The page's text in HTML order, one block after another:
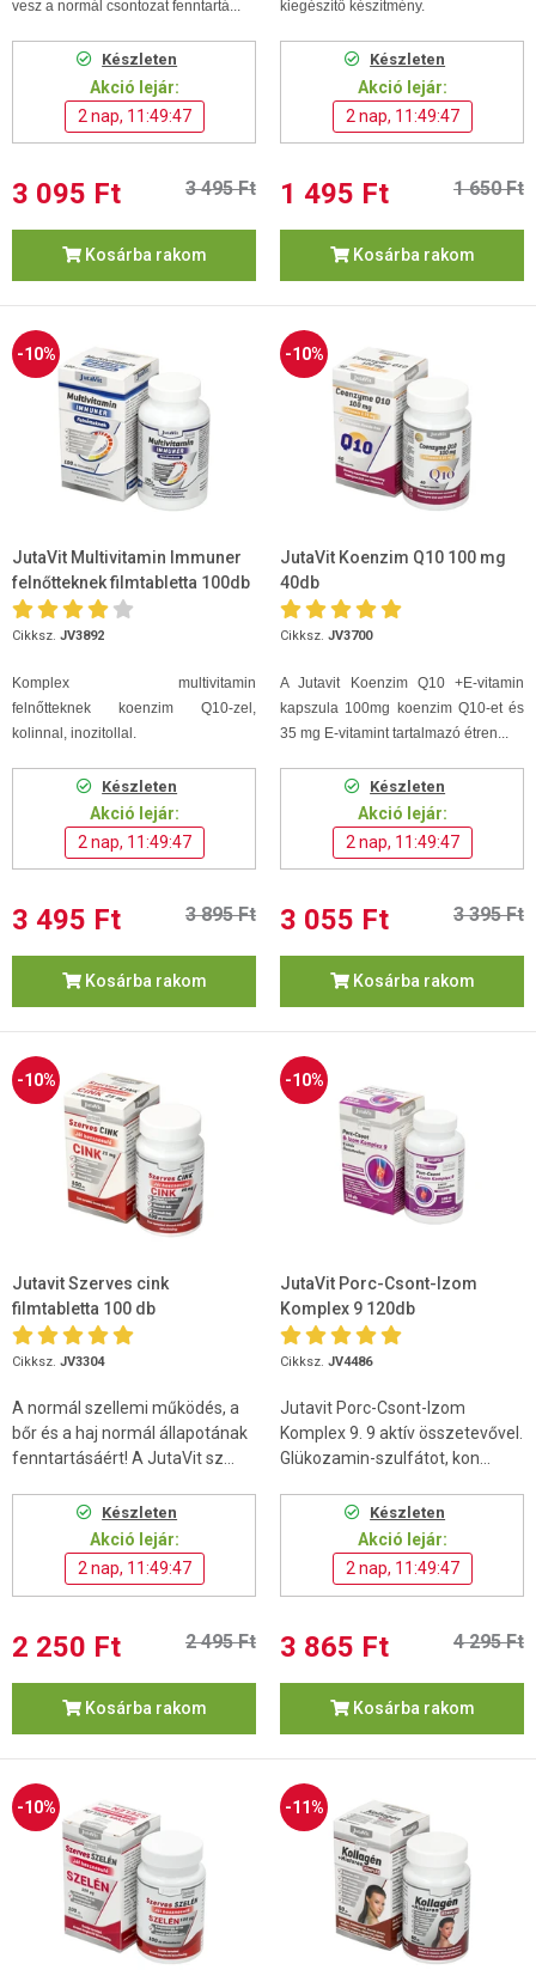
vesz a normál csontozat fenntartá...
Készleten
Akció lejár:
2 nap, 11:49:46
3 095 Ft 3 495 Ft
Kosárba rakom
kiegészítő készítmény.
Készleten
Akció lejár:
2 nap, 11:49:46
1 495 Ft 1 650 Ft
Kosárba rakom
-10%
JutaVit Multivitamin Immuner
felnőtteknek filmtabletta 100db
Cikksz. JV3892
Komplex multivitamin
felnőtteknek koenzim Q10-zel,
kolinnal, inozitollal.
Készleten
Akció lejár:
2 nap, 11:49:46
3 495 Ft 3 895 Ft
Kosárba rakom
-10%
JutaVit Koenzim Q10 100 mg
40db
Cikksz. JV3700
A Jutavit Koenzim Q10 +E-vitamin
kapszula 100mg koenzim Q10-et és
35 mg E-vitamint tartalmazó étren...
Készleten
Akció lejár:
2 nap, 11:49:46
3 055 Ft 3 395 Ft
Kosárba rakom
-10%
Jutavit Szerves cink
filmtabletta 100 db
Cikksz. JV3304
A normál szellemi működés, a
bőr és a haj normál állapotának
fenntartásáért! A JutaVit sz...
Készleten
Akció lejár:
2 nap, 11:49:46
2 250 Ft 2 495 Ft
Kosárba rakom
-10%
JutaVit Porc-Csont-Izom
Komplex 9 120db
Cikksz. JV4486
Jutavit Porc-Csont-Izom
Komplex 9. 9 aktív összetevővel.
Glükozamin-szulfátot, kon...
Készleten
Akció lejár:
2 nap, 11:49:46
3 865 Ft 4 295 Ft
Kosárba rakom
-10% -11%